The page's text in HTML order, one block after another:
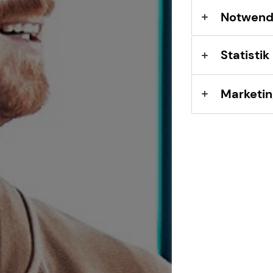
Vermögenssicherung
Expat
Statistik